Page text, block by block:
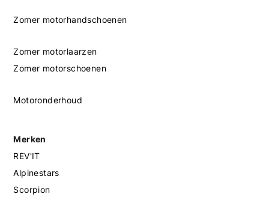
Zomer motorhandschoenen
Zomer motorlaarzen
Zomer motorschoenen
Motoronderhoud
Merken
REV'IT
Alpinestars
Scorpion